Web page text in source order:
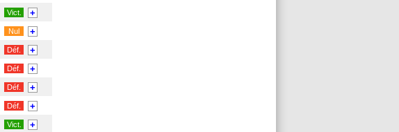
Vict. +
Nul +
Déf. +
Déf. +
Déf. +
Déf. +
Vict. +